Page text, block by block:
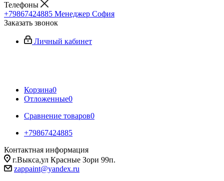
Телефоны
+79867424885 Менеджер София
Заказать звонок
Личный кабинет
Корзина0
Отложенные0
Сравнение товаров0
+79867424885
Контактная информация
г.Выкса,ул Красные Зори 99п.
zappaint@yandex.ru